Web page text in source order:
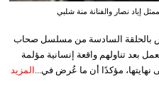
إياد نصار والفنانة منة شلبي
بالحلقة السادسة من مسلسل صحاب
بعد تناولهم واقعة إنسانية مؤلمة
نهايتها، مؤكدًا أن ما عُرض في... المزيد